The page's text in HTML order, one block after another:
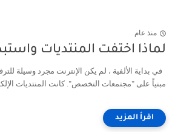
منذ عام
لماذا اختفت المنتديات
في بداية الألفية ، لم يكن الإنترنت مجرد وسيلة
مبنياً على "مجتمعات التخصص". كانت المنتديات